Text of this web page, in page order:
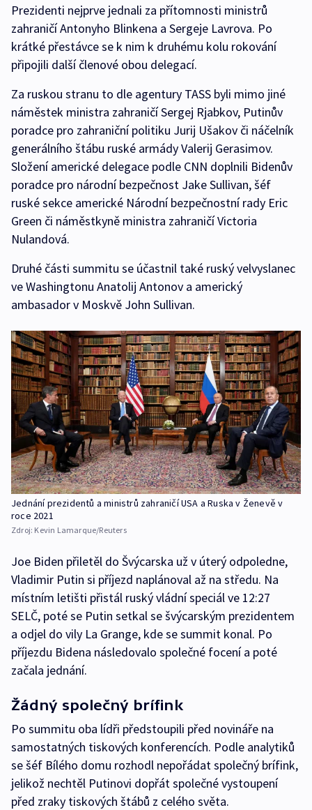
Prezidenti nejprve jednali za přítomnosti ministrů
zahraničí Antonyho Blinkena a Sergeje Lavrova. Po
krátké přestávce se k nim k druhému kolu rokování
připojili další členové obou delegací.
Za ruskou stranu to dle agentury TASS byli mimo jiné
náměstek ministra zahraničí Sergej Rjabkov, Putinův
poradce pro zahraniční politiku Jurij Ušakov či náčelník
generálního štábu ruské armády Valerij Gerasimov.
Složení americké delegace podle CNN doplnili Bidenův
poradce pro národní bezpečnost Jake Sullivan, šéf
ruské sekce americké Národní bezpečnostní rady Eric
Green či náměstkyně ministra zahraničí Victoria
Nulandová.
Druhé části summitu se účastnil také ruský velvyslanec
ve Washingtonu Anatolij Antonov a americký
ambasador v Moskvě John Sullivan.
Jednání prezidentů a ministrů zahraničí USA a Ruska v Ženevě v
roce 2021
Zdroj: Kevin Lamarque/Reuters
Joe Biden přiletěl do Švýcarska už v úterý odpoledne,
Vladimir Putin si příjezd naplánoval až na středu. Na
místním letišti přistál ruský vládní speciál ve 12:27
SELČ, poté se Putin setkal se švýcarským prezidentem
a odjel do vily La Grange, kde se summit konal. Po
příjezdu Bidena následovalo společné focení a poté
začala jednání.
Žádný společný brífink
Po summitu oba lídři předstoupili před novináře na
samostatných tiskových konferencích. Podle analytiků
se šéf Bílého domu rozhodl nepořádat společný brífink,
jelikož nechtěl Putinovi dopřát společné vystoupení
před zraky tiskových štábů z celého světa.